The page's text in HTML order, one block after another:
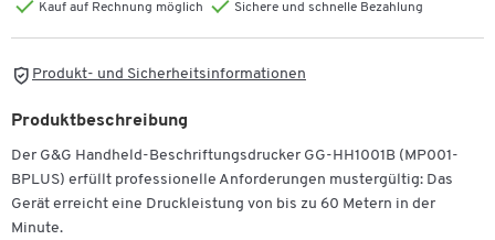
Kauf auf Rechnung möglich Sichere und schnelle Bezahlung
Produkt- und Sicherheitsinformationen
Produktbeschreibung
Der G&G Handheld-Beschriftungsdrucker GG-HH1001B (MP001-
BPLUS) erfüllt professionelle Anforderungen mustergültig: Das
Gerät erreicht eine Druckleistung von bis zu 60 Metern in der
Minute.